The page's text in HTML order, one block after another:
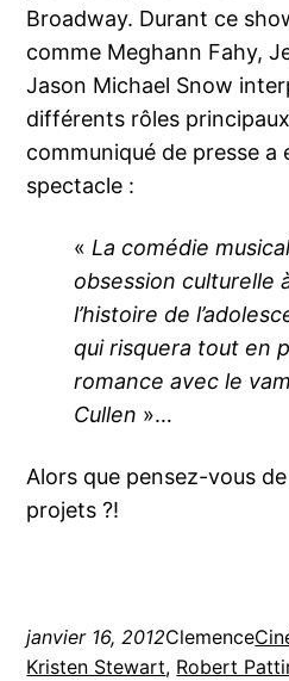
Broadway. Durant ce
comme Meghann Fahy,
Jason Michael Snow
différents rôles
communiqué de presse a
spectacle :
«La comédie
obsession culturelle
l’histoire de
qui risquera tout en
romance avec le
Cullen »…
Alors que pensez-vous
projets ?!
janvier 16, 2012Clemence
Kristen Stewart, Robert